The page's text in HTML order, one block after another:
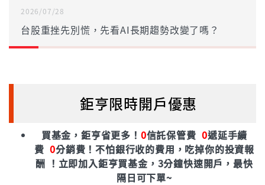
2026/07/28
台股重挫先別慌，先看AI長期趨勢改變了嗎？
鉅亨限時開戶優惠
買基金，鉅亨省更多！ 0信託保管費0遞延手續
費0分銷費！不怕銀行收的費用，吃掉你的投資報
酬 ！立即加入鉅亨買基金，3分鐘快速開戶，最快
隔日可下單~